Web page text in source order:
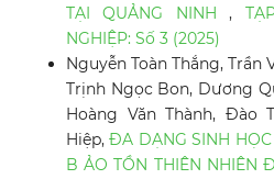
TẠI QUẢNG NINH,
NGHIỆP: Số 3 (2025)
Nguyễn Toàn Thắng, Trần
Trịnh Ngọc Bon, Dương
Hoàng Văn Thành, Đào
Hiệp,ĐA DẠNG SINH HỌC
B ẢO TỒN THIÊN NHIÊN